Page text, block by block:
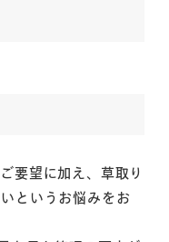
要望に加え、草取り
というお悩みをお